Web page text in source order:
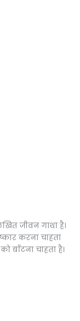
जीवन गाथा है।
करना चाहता
बाँटना चाहता है।